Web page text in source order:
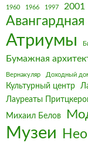
1960 1966 1997 2001
Авангардная
Атриумы
Бумажная
Вернакуляр Доходный
Культурный центр
Лауреаты
Михаил Белов
Музеи